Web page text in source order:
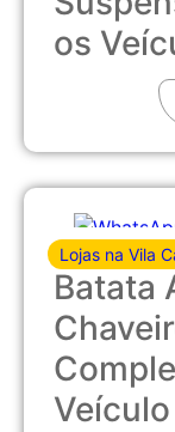
os
Lojas na Vila
Batata
Veículo